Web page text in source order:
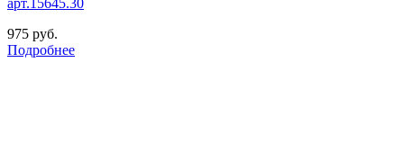
975 руб.
Подробнее